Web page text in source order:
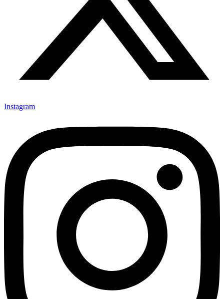
Instagram